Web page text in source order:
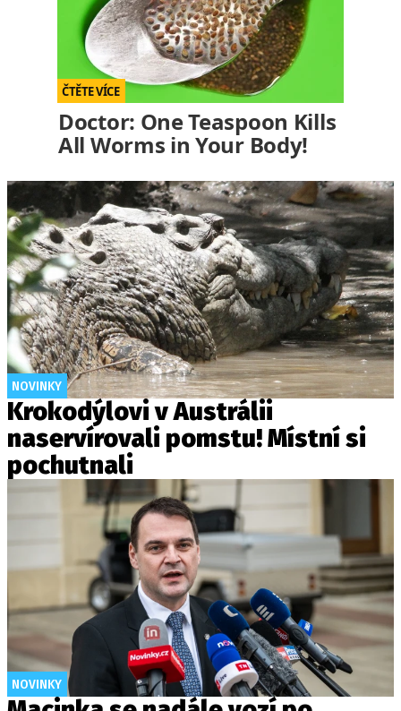
Doctor: One Teaspoon Kills
All Worms in Your Body!
NOVINKY
Krokodýlovi v Austrálii
naservírovali pomstu! Místní si
pochutnali
NOVINKY